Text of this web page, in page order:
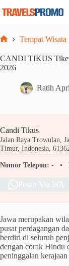
Tempat Wisata
CANDI TIKUS
2026
Ratih
Candi Tikus
Jalan Raya Trowulan,
Timur, Indonesia,
Nomor Telepon: -
Jawa merupakan
pusat perdagangan
berdiri di seluruh
dengan corak Hindu
peninggalan